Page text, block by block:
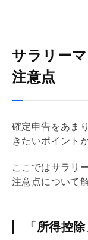
サラリー
注意点
確定申告をあま
きたいポイント
ここではサラリ
注意点について
「所得控